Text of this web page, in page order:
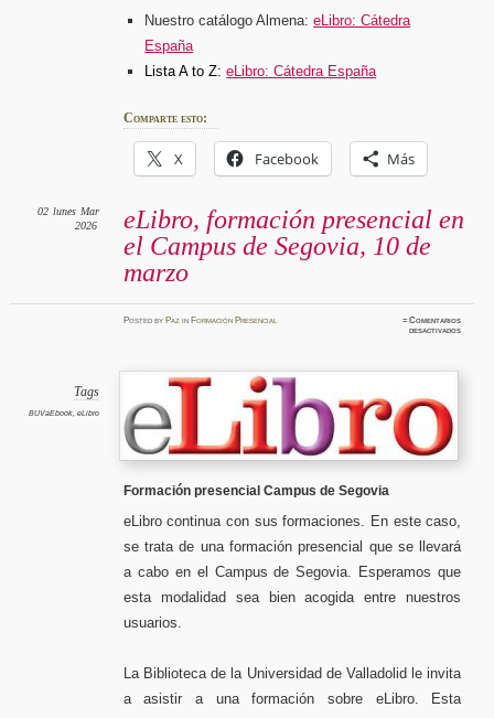
Nuestro catálogo Almena:eLibro: Cátedra
España
Lista A to Z:eLibro: Cátedra España
Comparte esto:
X Facebook Más
eLibro, formación presencial en
el Campus de Segovia, 10 de
marzo
02 lunes Mar
2026
Postedby Paz in Formación Presencial ≈Comentarios
desactivadosen
Tags
BUVaEbook, eLibro
Formación presencial Campus de Segovia
eLibro continua con sus formaciones. En este caso,
se trata de una formación presencial que se llevará
a cabo en el Campus de Segovia. Esperamos que
esta modalidad sea bien acogida entre nuestros
usuarios.
La Biblioteca de la Universidad de Valladolid le invita
a asistir a una formación sobre eLibro. Esta